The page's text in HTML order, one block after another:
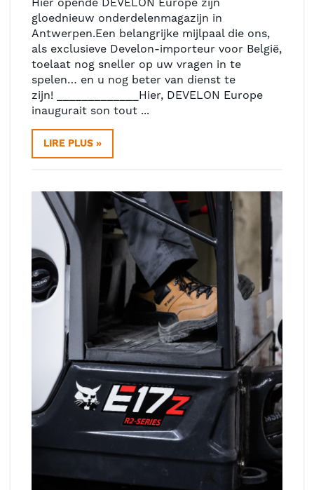
gloednieuw onderdelenmagazijn in
Antwerpen.Een belangrijke mijlpaal die ons,
als exclusieve Develon-importeur voor België,
toelaat nog sneller op uw vragen in te
spelen… en u nog beter van dienst te
zijn! _____________Hier, DEVELON Europe
inaugurait son tout ...
LIRE PLUS »